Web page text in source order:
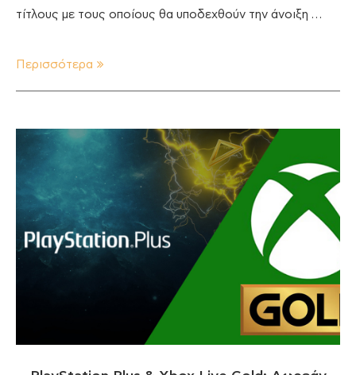
τίτλους με τους οποίους θα υποδεχθούν την άνοιξη …
Περισσότερα